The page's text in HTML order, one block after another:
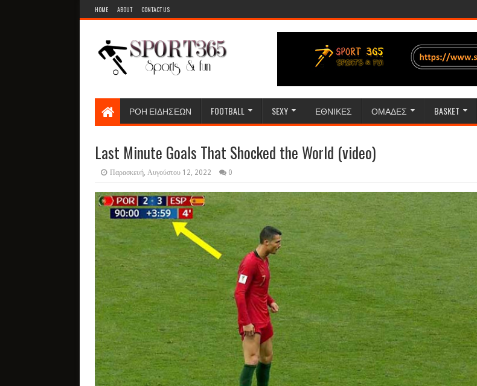
HOME ABOUT CONTACT US
ΡΟΗ ΕΙΔΗΣΕΩΝ FOOTBALL SEXY ΕΘΝΙΚΕΣ ΟΜΑΔΕΣ BASKET
Last Minute Goals That Shocked the World (video)
Παρασκευή, Αυγούστου 12, 2022 0